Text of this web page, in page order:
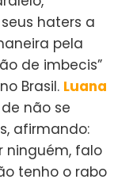
haters a
pela
de imbecis”
Brasil. Luana
não se
afirmando:
ninguém, falo
tenho o rabo